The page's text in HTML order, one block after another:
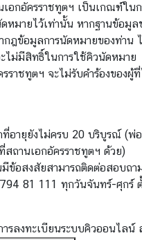
อกอัครราชทูตฯ เป็นเกณฑ์ในก
หมายไว้เท่านั้น หากฐานข้อมูล
กฎข้อมูลการนัดหมายของท่าน
ไม่มีสิทธิ์ในการใช้คิวนัดหมาย
ราชทูตฯ จะไม่รับคำร้องของผู้
ายุยังไม่ครบ 20 บริบูรณ์ (พ่อ
สถานเอกอัครราชทูตฯ ด้วย)
อสงสัยสามารถติดต่อสอบถา
81 111 ทุกวันจันทร์-ศุกร์
ารลงทะเบียนระบบคิวออนไลน์